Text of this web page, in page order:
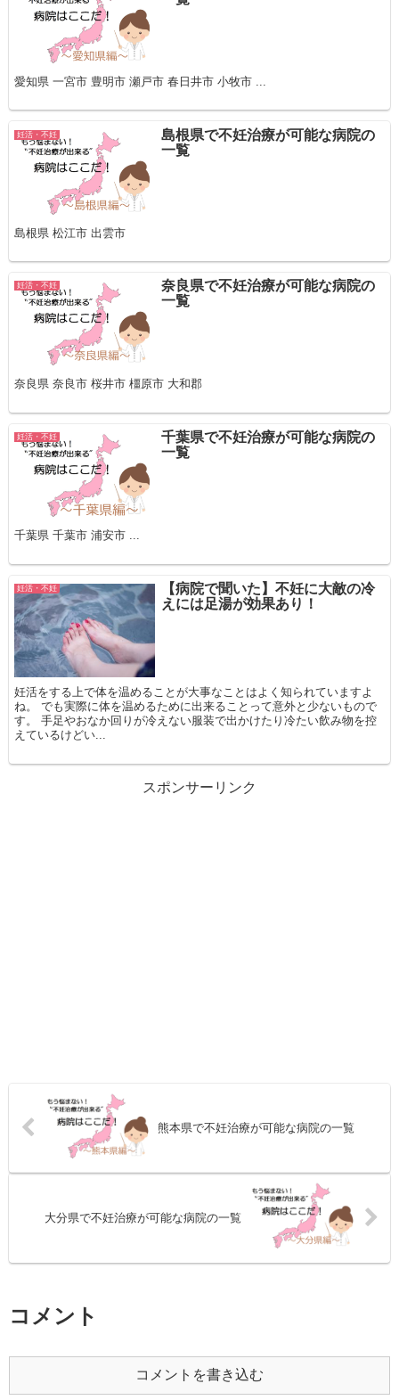
愛知県 一宮市 豊明市 瀬戸市 春日井市 小牧市 ...
妊活・不妊
島根県で不妊治療が可能な病院の
一覧
島根県 松江市 出雲市
妊活・不妊
奈良県で不妊治療が可能な病院の
一覧
奈良県 奈良市 桜井市 橿原市 大和郡
妊活・不妊
千葉県で不妊治療が可能な病院の
一覧
千葉県 千葉市 浦安市 ...
妊活・不妊
【病院で聞いた】不妊に大敵の冷
えには足湯が効果あり！
妊活をする上で体を温めることが大事なことはよく知られていますよ
ね。 でも実際に体を温めるために出来ることって意外と少ないもので
す。 手足やおなか回りが冷えない服装で出かけたり冷たい飲み物を控
えているけどい...
スポンサーリンク
熊本県で不妊治療が可能な病院の一覧
大分県で不妊治療が可能な病院の一覧
コメント
コメントを書き込む